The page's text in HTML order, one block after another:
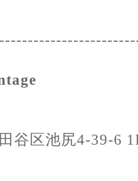
谷区池尻4-39-